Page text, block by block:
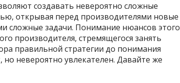
создавать невероятно сложные
открывая перед производителями новые
сложные задачи. Понимание нюансов этого
производителя, стремящегося занять
правильной стратегии до понимания
но невероятно увлекателен. Давайте же